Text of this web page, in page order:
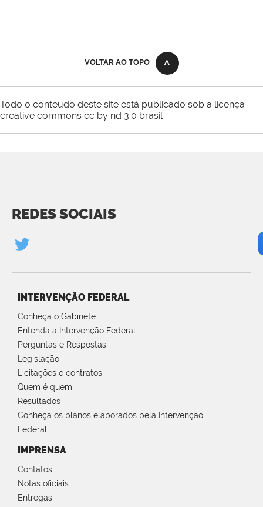
VOLTAR AO TOPO
Todo o conteúdo deste site está publicado sob a licença
creative commons cc by nd 3.0 brasil
REDES SOCIAIS
INTERVENÇÃO FEDERAL
Conheça o Gabinete
Entenda a Intervenção Federal
Perguntas e Respostas
Legislação
Licitações e contratos
Quem é quem
Resultados
Conheça os planos elaborados pela Intervenção
Federal
IMPRENSA
Contatos
Notas oficiais
Entregas